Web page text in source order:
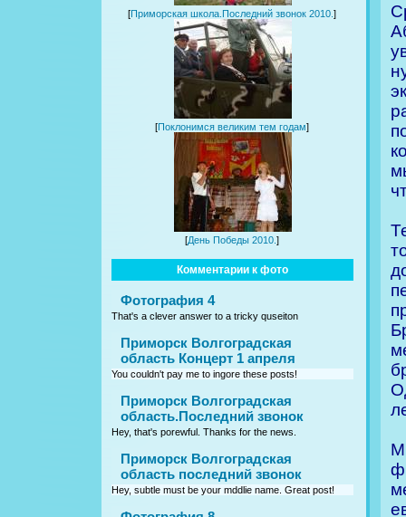
[Приморская школа.Последний звонок 2010.]
[Поклонимся великим тем годам]
[День Победы 2010.]
Комментарии к фото
Фотография 4
That's a clever answer to a tricky quseiton
Приморск Волгоградская
область Концерт 1 апреля
You couldn't pay me to ingore these posts!
Приморск Волгоградская
область.Последний звонок
Hey, that's porewful. Thanks for the news.
Приморск Волгоградская
область последний звонок
Hey, subtle must be your mddlie name. Great post!